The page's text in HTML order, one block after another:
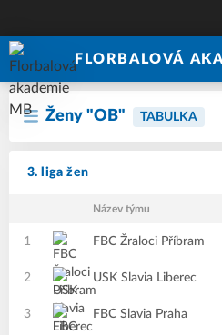
FLORBALOVÁ
Ženy "OB" TABULKA
3. liga žen
Název týmu
1 FBC Žraloci Příbram
2 USK Slavia Liberec
3 FBC Slavia Praha